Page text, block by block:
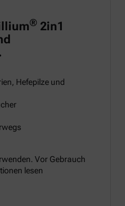
® 2in1
Hefepilze und
Vor Gebrauch
lesen